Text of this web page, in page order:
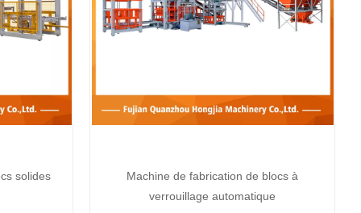
solides
Machine de fabrication de blocs à
verrouillage automatique